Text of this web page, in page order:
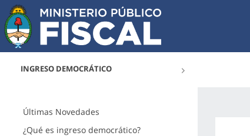
INGRESO DEMOCRÁTICO
Últimas Novedades
¿Qué es ingreso democrático?